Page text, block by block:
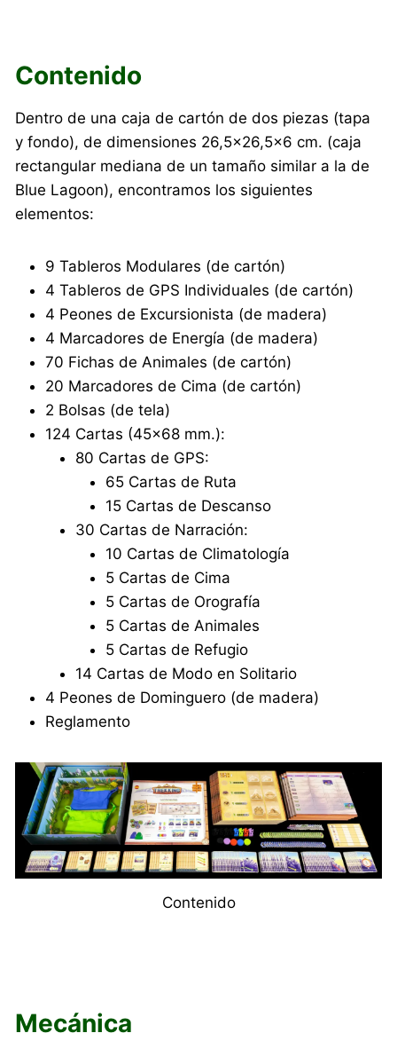
Contenido
Dentro de una caja de cartón de dos piezas (tapa
y fondo), de dimensiones 26,5×26,5×6 cm. (caja
rectangular mediana de un tamaño similar a la de
Blue Lagoon), encontramos los siguientes
elementos:
9 Tableros Modulares (de cartón)
4 Tableros de GPS Individuales (de cartón)
4 Peones de Excursionista (de madera)
4 Marcadores de Energía (de madera)
70 Fichas de Animales (de cartón)
20 Marcadores de Cima (de cartón)
2 Bolsas (de tela)
124 Cartas (45×68 mm.):
80 Cartas de GPS:
65 Cartas de Ruta
15 Cartas de Descanso
30 Cartas de Narración:
10 Cartas de Climatología
5 Cartas de Cima
5 Cartas de Orografía
5 Cartas de Animales
5 Cartas de Refugio
14 Cartas de Modo en Solitario
4 Peones de Dominguero (de madera)
Reglamento
Contenido
Mecánica